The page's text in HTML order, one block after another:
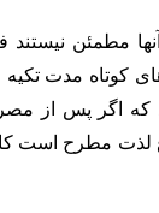
مطمئن نیستند
کوتاه مدت
که اگر پس از
لذت مطرح است